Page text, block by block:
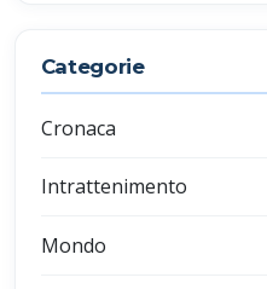
Categorie
Cronaca
Intrattenimento
Mondo